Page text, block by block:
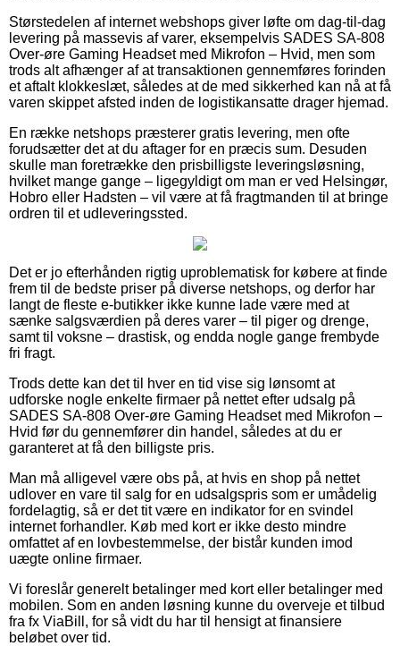
Størstedelen af internet webshops giver løfte om dag-til-dag
levering på massevis af varer, eksempelvis SADES SA-808
Over-øre Gaming Headset med Mikrofon – Hvid, men som
trods alt afhænger af at transaktionen gennemføres forinden
et aftalt klokkeslæt, således at de med sikkerhed kan nå at få
varen skippet afsted inden de logistikansatte drager hjemad.
En række netshops præsterer gratis levering, men ofte
forudsætter det at du aftager for en præcis sum. Desuden
skulle man foretrække den prisbilligste leveringsløsning,
hvilket mange gange – ligegyldigt om man er ved Helsingør,
Hobro eller Hadsten – vil være at få fragtmanden til at bringe
ordren til et udleveringssted.
Det er jo efterhånden rigtig uproblematisk for købere at finde
frem til de bedste priser på diverse netshops, og derfor har
langt de fleste e-butikker ikke kunne lade være med at
sænke salgsværdien på deres varer – til piger og drenge,
samt til voksne – drastisk, og endda nogle gange frembyde
fri fragt.
Trods dette kan det til hver en tid vise sig lønsomt at
udforske nogle enkelte firmaer på nettet efter udsalg på
SADES SA-808 Over-øre Gaming Headset med Mikrofon –
Hvid før du gennemfører din handel, således at du er
garanteret at få den billigste pris.
Man må alligevel være obs på, at hvis en shop på nettet
udlover en vare til salg for en udsalgspris som er umådelig
fordelagtig, så er det tit være en indikator for en svindel
internet forhandler. Køb med kort er ikke desto mindre
omfattet af en lovbestemmelse, der bistår kunden imod
uægte online firmaer.
Vi foreslår generelt betalinger med kort eller betalinger med
mobilen. Som en anden løsning kunne du overveje et tilbud
fra fx ViaBill, for så vidt du har til hensigt at finansiere
beløbet over tid.